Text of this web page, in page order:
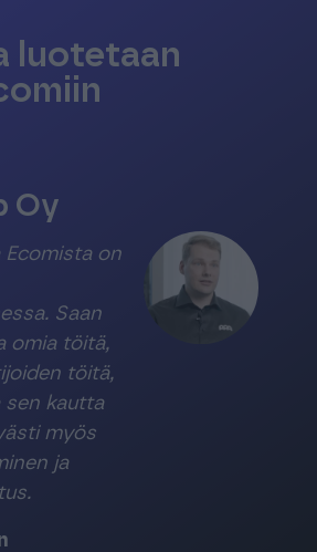
luotetaan
Oy
Ecomista on
Saan
omia töitä,
töitä,
sen kautta
myös
ja